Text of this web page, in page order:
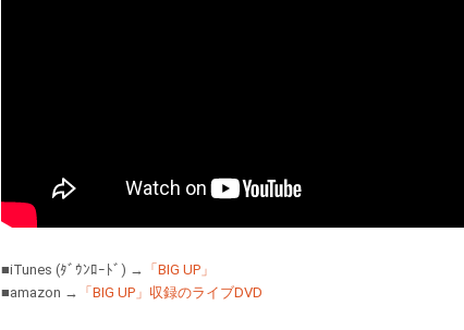
■iTunes (ﾀﾞｳﾝﾛｰﾄﾞ) → 「BIG UP」
■amazon → 「BIG UP」収録のライブDVD